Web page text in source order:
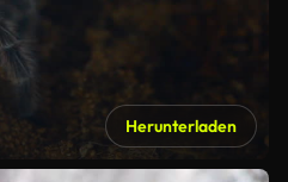
Herunterladen